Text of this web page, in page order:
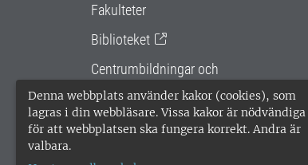
Denna webbplats använder kakor (cookies), som
lagras i din webbläsare. Vissa kakor är nödvändiga
för att webbplatsen ska fungera korrekt. Andra är
valbara.
Fakulteter
Biblioteket
Centrumbildningar och
samarbetsprojekt
Gemensamma verksamhetsstödet